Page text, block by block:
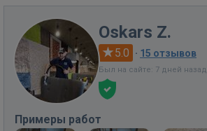
Oskars Z.
5.0 · 15 отзывов
Был на сайте: 7 дней назад
Примеры работ